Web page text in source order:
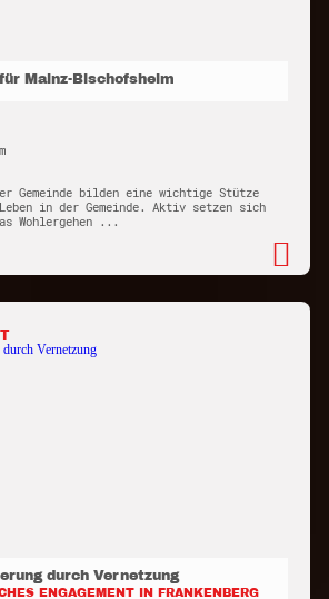
Mainz-Bischofsheim
Gemeinde bilden eine wichtige Stütze
in der Gemeinde. Aktiv setzen sich
Wohlergehen ...
durch Vernetzung
ENGAGEMENT IN FRANKENBERG